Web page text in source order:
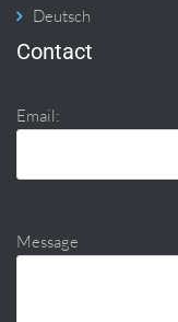
Deutsch
Contact
Email:
Message